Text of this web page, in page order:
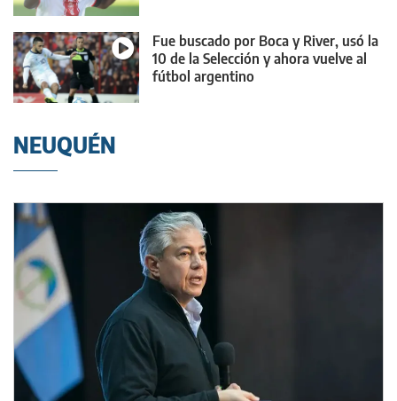
Fue buscado por Boca y River, usó la
10 de la Selección y ahora vuelve al
fútbol argentino
NEUQUÉN